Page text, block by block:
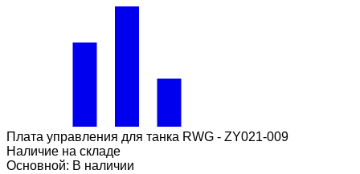
Плата управления для танка RWG - ZY021-009
Наличие на складе
Основной: В наличии